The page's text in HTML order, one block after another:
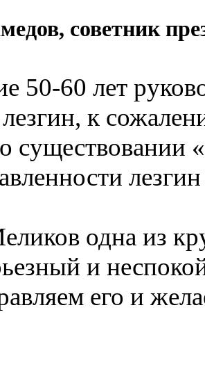
советник
50-60 лет
к
существовании
одна из
и
его и